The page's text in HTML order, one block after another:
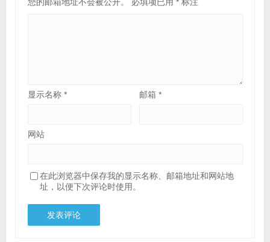
您的邮箱地址不会被公开。 必填项已用 *标注
显示名称 * 邮箱*
网站
在此浏览器中保存我的显示名称、邮箱地址和网站地
址，以便下次评论时使用。